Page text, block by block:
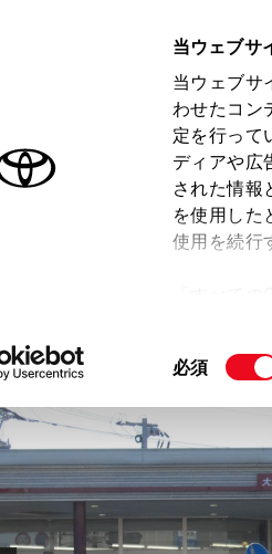
当ウェブサ
当ウェブサ
わせたコン
定を行って
ディアや広
された情報
を使用した
使用を続行
て」をご覧
同
選
択
必須
オーナーサポート トピ
店舗トップ